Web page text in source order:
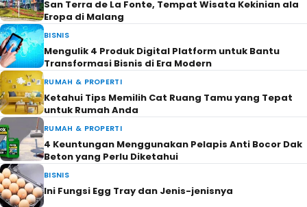
San Terra de La Fonte, Tempat Wisata Kekinian ala
Eropa di Malang
BISNIS
Mengulik 4 Produk Digital Platform untuk Bantu
Transformasi Bisnis di Era Modern
RUMAH & PROPERTI
Ketahui Tips Memilih Cat Ruang Tamu yang Tepat
untuk Rumah Anda
RUMAH & PROPERTI
4 Keuntungan Menggunakan Pelapis Anti Bocor Dak
Beton yang Perlu Diketahui
BISNIS
Ini Fungsi Egg Tray dan Jenis-jenisnya